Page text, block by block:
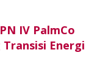
IV PalmCo
Transisi Energi